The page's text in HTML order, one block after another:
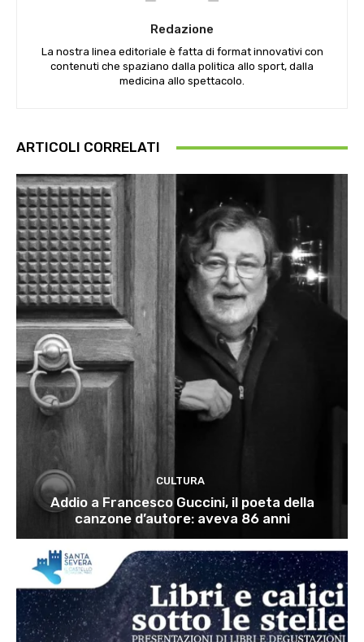
Redazione
La nostra linea editoriale è fatta di format innovativi con
contenuti che spaziano dalla politica allo sport, dalla
medicina allo spettacolo.
ARTICOLI CORRELATI
CULTURA
Addio a Francesco Guccini, il poeta della
canzone d’autore: aveva 86 anni